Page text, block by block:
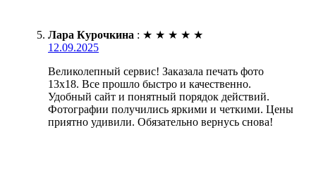
Лара Курочкина : ★ ★ ★ ★ ★
12.09.2025
Великолепный сервис! Заказала печать фото
13х18. Все прошло быстро и качественно.
Удобный сайт и понятный порядок действий.
Фотографии получились яркими и четкими. Цены
приятно удивили. Обязательно вернусь снова!